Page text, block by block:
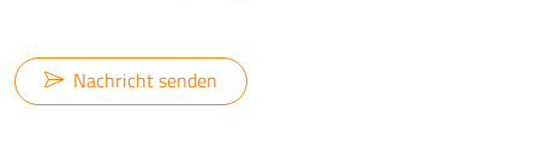
Nachricht senden